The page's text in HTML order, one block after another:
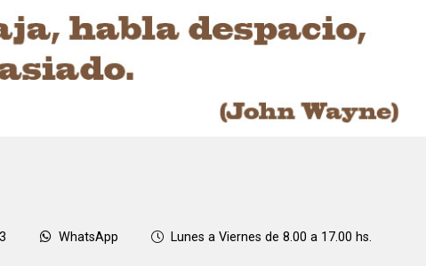
WhatsApp Lunes a Viernes de 8.00 a 17.00 hs.